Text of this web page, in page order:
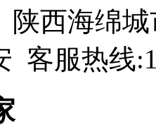
陕西海绵
客服热线